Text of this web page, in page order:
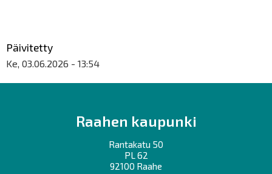
Päivitetty
Ke, 03.06.2026 - 13:54
Raahen kaupunki
Rantakatu 50
PL 62
92100 Raahe